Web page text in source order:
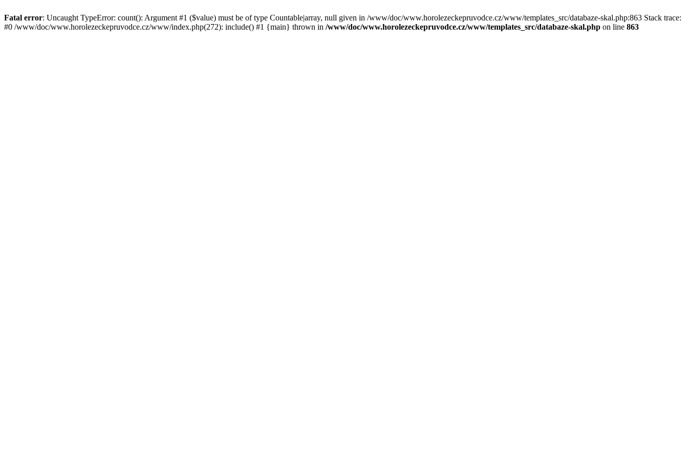
Fatal error: Uncaught TypeError: count(): Argument #1 ($value) must be of type Countable|array, null given in /www/doc/www.horolezeckepruvodce.cz/www/templates_src/databaze-skal.php:863 Stack trace:
#0 /www/doc/www.horolezeckepruvodce.cz/www/index.php(272): include() #1 {main} thrown in /www/doc/www.horolezeckepruvodce.cz/www/templates_src/databaze-skal.php on line 863